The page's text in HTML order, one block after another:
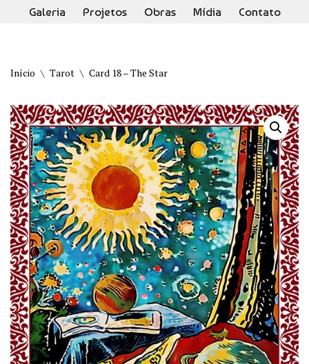
o
Galeria Projetos Obras Mídia Contato
Início \ Tarot \ Card 18 – The Star